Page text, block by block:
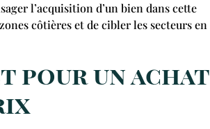
l’acquisition d’un bien dans cette
côtières et de cibler les secteurs en
pour un achat